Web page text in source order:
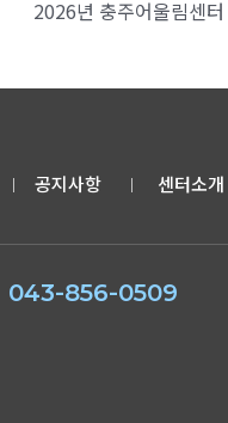
2026년 충주어울림센
｜ 공지사항 ｜ 센터소개
043-856-0509